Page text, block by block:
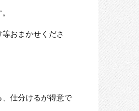
おまかせくださ
仕分けるが得意で